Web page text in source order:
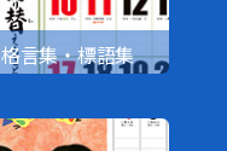
格言集・標語集